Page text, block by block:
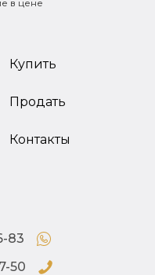
в цене
Купить
Продать
Контакты
83
50